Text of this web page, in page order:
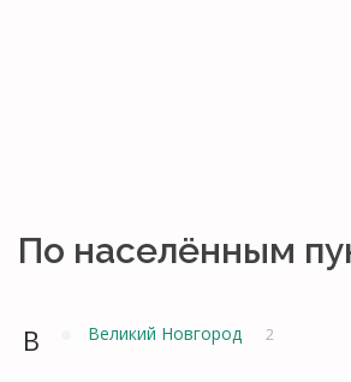
По населённым
В Великий Новгород 2